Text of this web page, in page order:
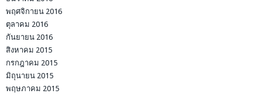
พฤศจิกายน 2016
ตุลาคม 2016
กันยายน 2016
สิงหาคม 2015
กรกฎาคม 2015
มิถุนายน 2015
พฤษภาคม 2015